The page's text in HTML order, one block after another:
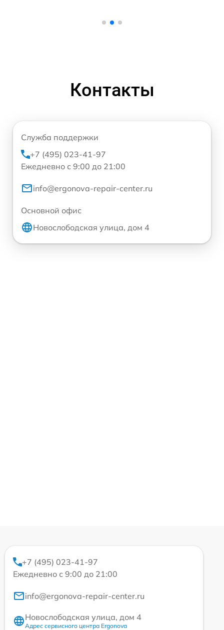
Контакты
Служба поддержки
+7 (495) 023-41-97
Ежедневно с 9:00 до 21:00
info@ergonova-repair-center.ru
Основной офис
Новослободская улица, дом 4
+7 (495) 023-41-97
Ежедневно с 9:00 до 21:00
info@ergonova-repair-center.ru
Новослободская улица, дом 4
Адрес сервисного центра Ergonova